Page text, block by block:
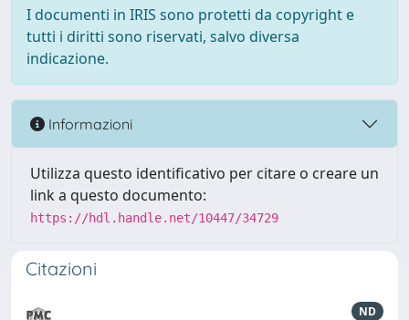
I documenti in IRIS sono protetti da copyright e
tutti i diritti sono riservati, salvo diversa
indicazione.
Informazioni
Utilizza questo identificativo per citare o creare un
link a questo documento:
https://hdl.handle.net/10447/34729
Citazioni
ND